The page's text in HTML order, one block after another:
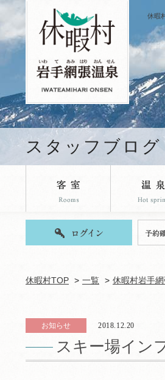
休暇
スタッフブログ
休暇村TOP 一覧 休暇村岩手
お知らせ 2018.12.20
スキー場イン